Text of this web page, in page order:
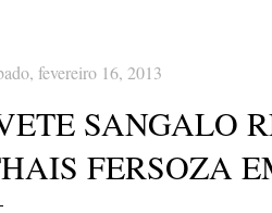
fevereiro 16, 2013
SANGALO
FERSOZA